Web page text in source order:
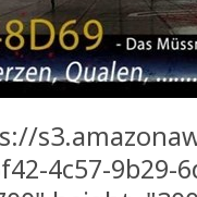
4c57-9b29-